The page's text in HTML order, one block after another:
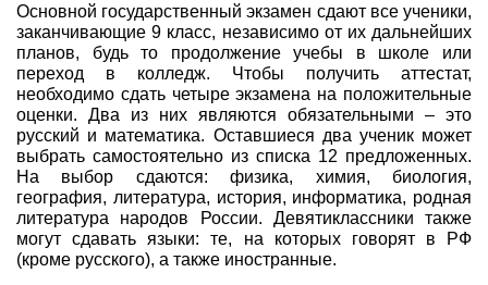
Основной государственный экзамен сдают все ученики,
заканчивающие 9 класс, независимо от их дальнейших
планов, будь то продолжение учебы в школе или
переход в колледж. Чтобы получить аттестат,
необходимо сдать четыре экзамена на положительные
оценки. Два из них являются обязательными – это
русский и математика. Оставшиеся два ученик может
выбрать самостоятельно из списка 12 предложенных.
На выбор сдаются: физика, химия, биология,
география, литература, история, информатика, родная
литература народов России. Девятиклассники также
могут сдавать языки: те, на которых говорят в РФ
(кроме русского), а также иностранные.